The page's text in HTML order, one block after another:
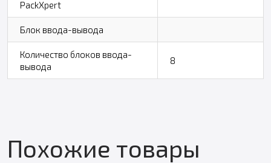
PackXpert
Блок ввода-вывода
Количество блоков ввода-
вывода
8
Похожие товары